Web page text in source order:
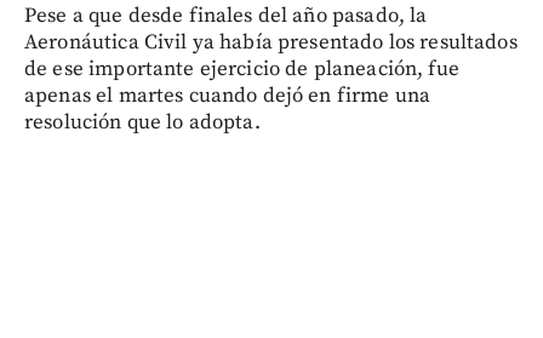
Pese a que desde finales del año pasado, la
Aeronáutica Civil ya había presentado los resultados
de ese importante ejercicio de planeación, fue
apenas el martes cuando dejó en firme una
resolución que lo adopta.